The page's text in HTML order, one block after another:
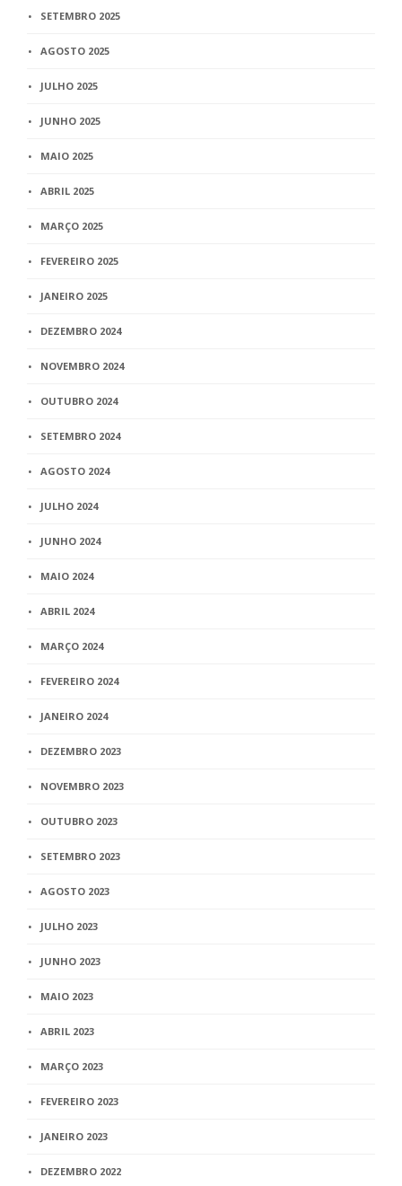
SETEMBRO 2025
AGOSTO 2025
JULHO 2025
JUNHO 2025
MAIO 2025
ABRIL 2025
MARÇO 2025
FEVEREIRO 2025
JANEIRO 2025
DEZEMBRO 2024
NOVEMBRO 2024
OUTUBRO 2024
SETEMBRO 2024
AGOSTO 2024
JULHO 2024
JUNHO 2024
MAIO 2024
ABRIL 2024
MARÇO 2024
FEVEREIRO 2024
JANEIRO 2024
DEZEMBRO 2023
NOVEMBRO 2023
OUTUBRO 2023
SETEMBRO 2023
AGOSTO 2023
JULHO 2023
JUNHO 2023
MAIO 2023
ABRIL 2023
MARÇO 2023
FEVEREIRO 2023
JANEIRO 2023
DEZEMBRO 2022